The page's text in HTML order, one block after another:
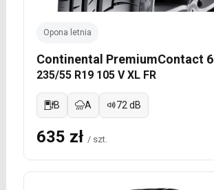
Opona letnia
Continental PremiumContact 6
235/55 R19 105 V XL FR
B A 72 dB
635 zł / szt.